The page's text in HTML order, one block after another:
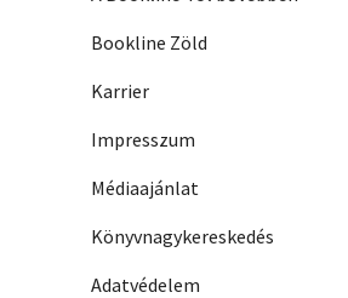
Bookline Zöld
Karrier
Impresszum
Médiaajánlat
Könyvnagykereskedés
Adatvédelem